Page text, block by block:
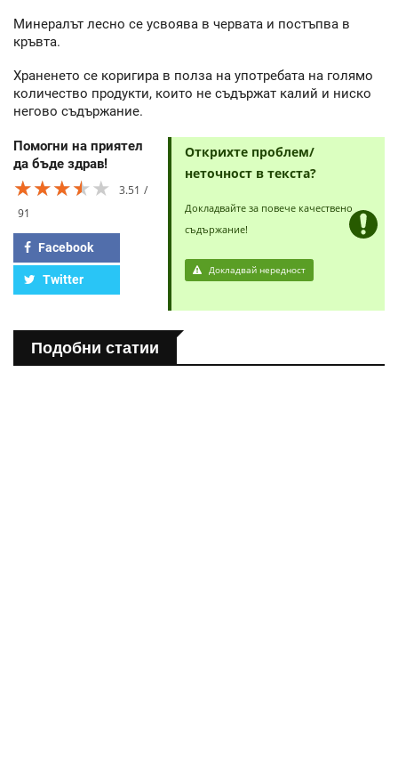
Минералът лесно се усвоява в червата и постъпва в
кръвта.
Храненето се коригира в полза на употребата на голямо
количество продукти, които не съдържат калий и ниско
негово съдържание.
Помогни на приятел
да бъде здрав!
★★★★★
★★★★★
★★★★★
3.51
91
Facebook
Twitter
Открихте проблем/
неточност в текста?
Докладвайте за повече качествено
съдържание!
Докладвай нередност
Подобни статии